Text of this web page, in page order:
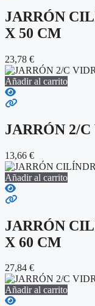
JARRÓN
X 50 CM
23,78 €
Añadir al carrito
JARRÓN 2/
13,66 €
Añadir al carrito
JARRÓN
X 60 CM
27,84 €
Añadir al carrito